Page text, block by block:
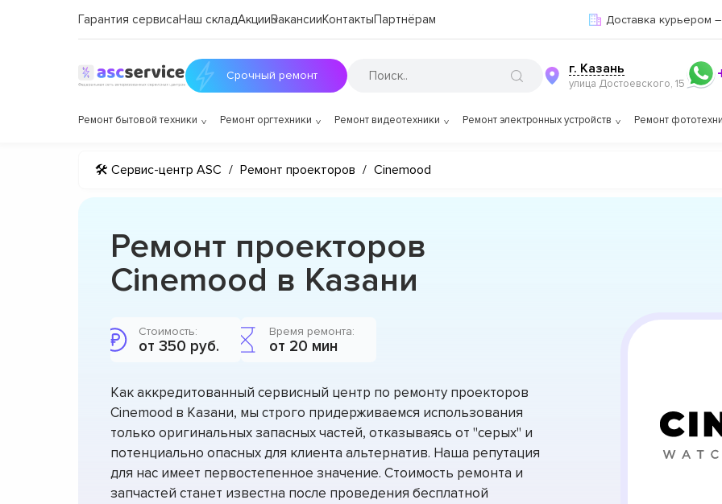
Гарантия сервисаНаш складАкцииВакансииКонтактыПартнёрам Доставка курьером
Срочный ремонт г. Казань
улица Достоевского, 15
Ремонт бытовой техники Ремонт оргтехники Ремонт видеотехники Ремонт электронных устройств Ремонт
🛠 Сервис-центр ASC / Ремонт проекторов / Cinemood
Ремонт проекторов
Cinemood в Казани
Стоимость:
от 350 руб.
Время ремонта:
от 20 мин
Как аккредитованный сервисный центр по ремонту проекторов
Cinemood в Казани, мы строго придерживаемся использования
только оригинальных запасных частей, отказываясь от "серых" и
потенциально опасных для клиента альтернатив. Наша репутация
для нас имеет первостепенное значение. Стоимость ремонта и
запчастей станет известна после проведения бесплатной